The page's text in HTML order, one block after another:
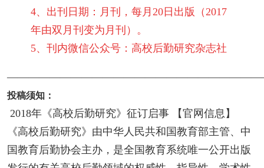
4、出刊日期：月刊，每月20日出版（2017
年由双月刊变为月刊）。
5、刊内微信公众号：高校后勤研究杂志社
投稿须知：
2018年《高校后勤研究》征订启事 【官网信息】
《高校后勤研究》由中华人民共和国教育部主管、中
国教育后勤协会主办，是全国教育系统唯一公开出版